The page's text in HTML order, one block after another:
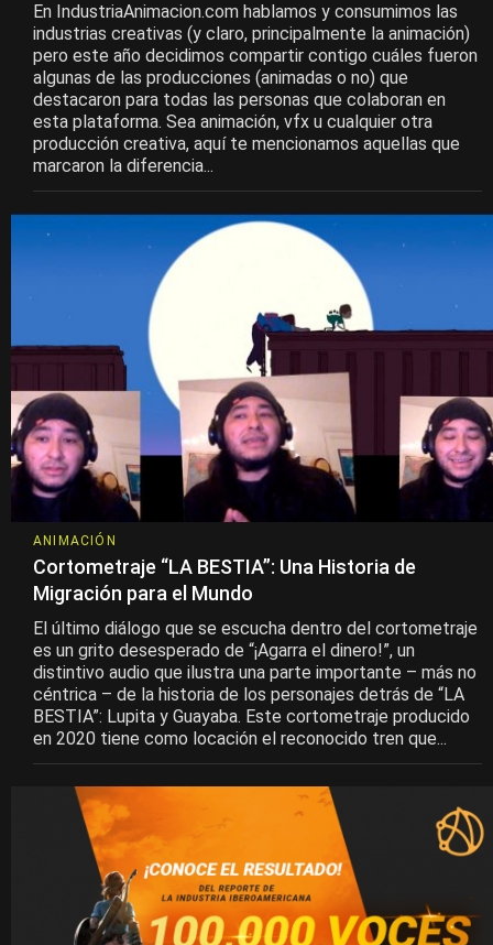
En IndustriaAnimacion.com hablamos y consumimos las
industrias creativas (y claro, principalmente la animación)
pero este año decidimos compartir contigo cuáles fueron
algunas de las producciones (animadas o no) que
destacaron para todas las personas que colaboran en
esta plataforma. Sea animación, vfx u cualquier otra
producción creativa, aquí te mencionamos aquellas que
marcaron la diferencia...
ANIMACIÓN
Cortometraje “LA BESTIA”: Una Historia de
Migración para el Mundo
El último diálogo que se escucha dentro del cortometraje
es un grito desesperado de “¡Agarra el dinero!”, un
distintivo audio que ilustra una parte importante – más no
céntrica – de la historia de los personajes detrás de “LA
BESTIA”: Lupita y Guayaba. Este cortometraje producido
en 2020 tiene como locación el reconocido tren que...